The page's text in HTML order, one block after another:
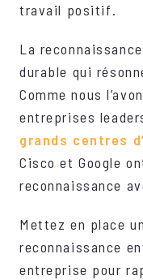
travail positif.
La
durable qui
Comme nous
entreprises
grands centres
Cisco et Google
reconnaissance
Mettez en place
reconnaissance
entreprise pour